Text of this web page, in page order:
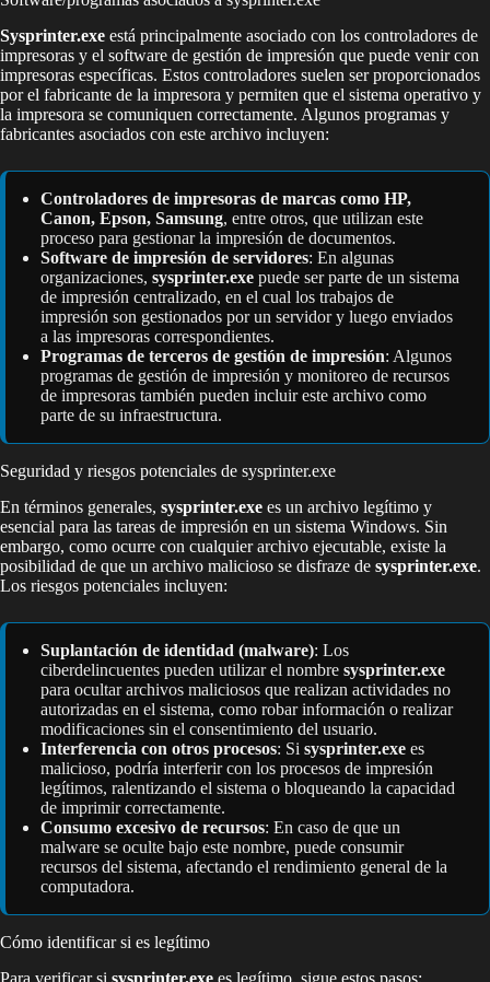
Sysprinter.exe está principalmente asociado con los controladores de
impresoras y el software de gestión de impresión que puede venir con
impresoras específicas. Estos controladores suelen ser proporcionados
por el fabricante de la impresora y permiten que el sistema operativo y
la impresora se comuniquen correctamente. Algunos programas y
fabricantes asociados con este archivo incluyen:
Controladores de impresoras de marcas como HP,
Canon, Epson, Samsung, entre otros, que utilizan este
proceso para gestionar la impresión de documentos.
Software de impresión de servidores: En algunas
organizaciones, sysprinter.exe puede ser parte de un sistema
de impresión centralizado, en el cual los trabajos de
impresión son gestionados por un servidor y luego enviados
a las impresoras correspondientes.
Programas de terceros de gestión de impresión: Algunos
programas de gestión de impresión y monitoreo de recursos
de impresoras también pueden incluir este archivo como
parte de su infraestructura.
Seguridad y riesgos potenciales de sysprinter.exe
En términos generales, sysprinter.exe es un archivo legítimo y
esencial para las tareas de impresión en un sistema Windows. Sin
embargo, como ocurre con cualquier archivo ejecutable, existe la
posibilidad de que un archivo malicioso se disfraze de sysprinter.exe.
Los riesgos potenciales incluyen:
Suplantación de identidad (malware): Los
ciberdelincuentes pueden utilizar el nombre sysprinter.exe
para ocultar archivos maliciosos que realizan actividades no
autorizadas en el sistema, como robar información o realizar
modificaciones sin el consentimiento del usuario.
Interferencia con otros procesos: Si sysprinter.exe es
malicioso, podría interferir con los procesos de impresión
legítimos, ralentizando el sistema o bloqueando la capacidad
de imprimir correctamente.
Consumo excesivo de recursos: En caso de que un
malware se oculte bajo este nombre, puede consumir
recursos del sistema, afectando el rendimiento general de la
computadora.
Cómo identificar si es legítimo
Para verificar si sysprinter.exe es legítimo, sigue estos pasos: